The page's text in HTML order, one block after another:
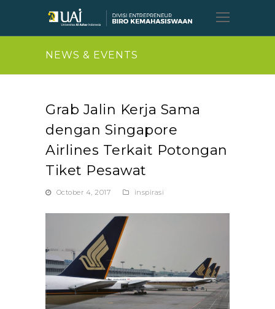
Open
Mobile
NEWS & EVENTS
Grab Jalin Kerja Sama
dengan Singapore
Airlines Terkait Potongan
Tiket Pesawat
October 4, 2017 inspirasi